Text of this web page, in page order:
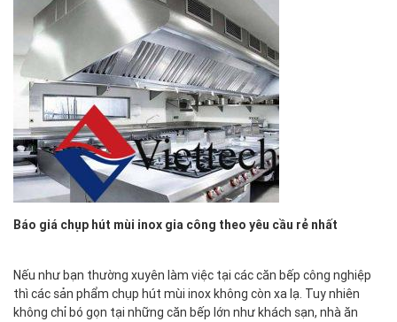
Báo giá chụp hút mùi inox gia công theo yêu cầu rẻ nhất
Nếu như bạn thường xuyên làm việc tại các căn bếp công nghiệp
thì các sản phẩm chụp hút mùi inox không còn xa lạ. Tuy nhiên
không chỉ bó gọn tại những căn bếp lớn như khách sạn, nhà ăn